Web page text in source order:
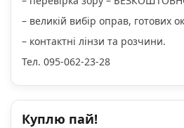
– великій вибір оправ, готових
– контактні лінзи та розчини.
Тел. 095-062-23-28
Куплю пай!